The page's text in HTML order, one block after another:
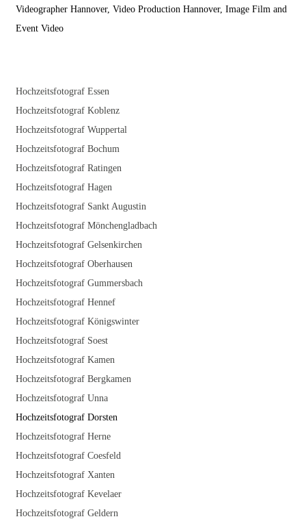
Videographer Hannover, Video Production Hannover, Image Film and
Event Video
Hochzeitsfotograf Essen
Hochzeitsfotograf Koblenz
Hochzeitsfotograf Wuppertal
Hochzeitsfotograf Bochum
Hochzeitsfotograf Ratingen
Hochzeitsfotograf Hagen
Hochzeitsfotograf Sankt Augustin
Hochzeitsfotograf Mönchengladbach
Hochzeitsfotograf Gelsenkirchen
Hochzeitsfotograf Oberhausen
Hochzeitsfotograf Gummersbach
Hochzeitsfotograf Hennef
Hochzeitsfotograf Königswinter
Hochzeitsfotograf Soest
Hochzeitsfotograf Kamen
Hochzeitsfotograf Bergkamen
Hochzeitsfotograf Unna
Hochzeitsfotograf Dorsten
Hochzeitsfotograf Herne
Hochzeitsfotograf Coesfeld
Hochzeitsfotograf Xanten
Hochzeitsfotograf Kevelaer
Hochzeitsfotograf Geldern